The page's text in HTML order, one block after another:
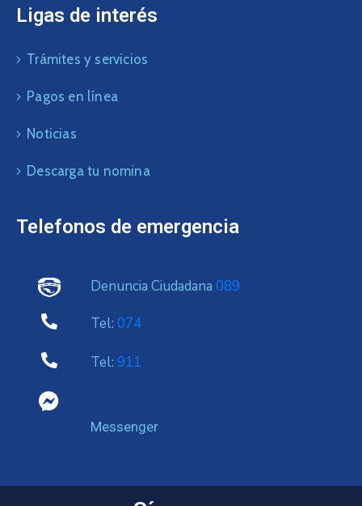
Ligas de interés
Trámites y servicios
Pagos en línea
Noticias
Descarga tu nomina
Telefonos de emergencia
Denuncia Ciudadana 089
Tel: 074
Tel: 911
Messenger